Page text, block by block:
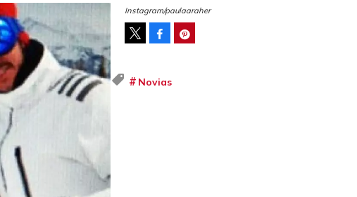
Novias
Instagram/paulaaraher
Facebook